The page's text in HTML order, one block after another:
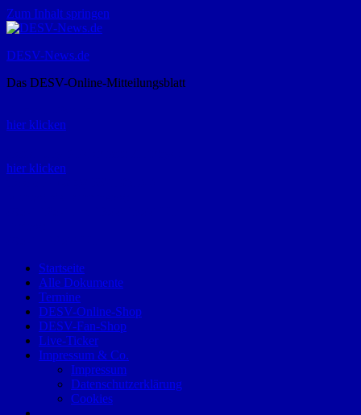
Zum Inhalt springen
DESV-News.de
Das DESV-Online-Mitteilungsblatt
hier klicken
hier klicken
Startseite
Alle Dokumente
Termine
DESV-Online-Shop
DESV-Fan-Shop
Live-Ticker
Impressum & Co.
Impressum
Datenschutzerklärung
Cookies